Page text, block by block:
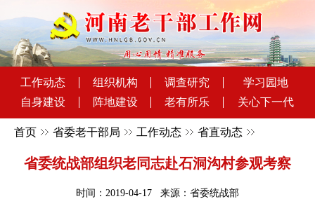
工作动态 组织机构 调查研究
学习园地
自身建设
阵地建设 老有所乐 关心下一代
首页 省委老干部局 工作动态 省直动态
省委统战部组织老同志赴石洞沟村参观考察
时间：2019-04-17 来源：省委统战部